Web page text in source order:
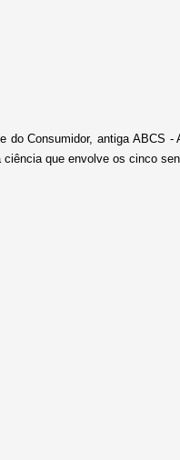
do Consumidor, antiga
que envolve os cinco